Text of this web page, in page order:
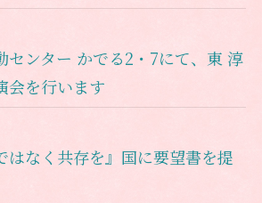
センター かでる2・7にて、東 淳
会を行います
はなく共存を』国に要望書を提